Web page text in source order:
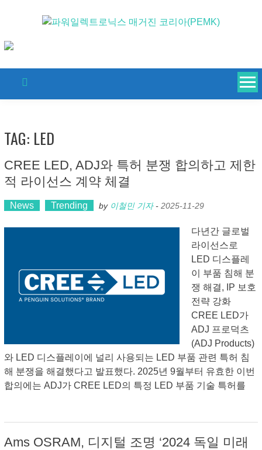
TAG: LED
CREE LED, ADJ와 특허 분쟁 합의하고 제한
적 라이선스 계약 체결
News Trending by 이철민 기자- 2025-11-29
다년간 글로벌
라이선스로
LED 디스플레
이 부품 침해 분
쟁 해결, IP 보호
전략 강화
CREE LED가
ADJ 프로덕츠
(ADJ Products)
와 LED 디스플레이에 널리 사용되는 LED 부품 관련 특허 침
해 분쟁을 해결했다고 발표했다. 2025년 9월부터 유효한 이번
합의에는 ADJ가 CREE LED의 특정 LED 부품 기술 특허를
Ams OSRAM, 디지털 조명 ‘2024 독일 미래